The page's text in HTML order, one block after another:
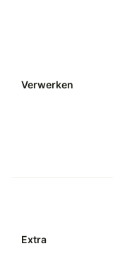
Verwerken
Extra